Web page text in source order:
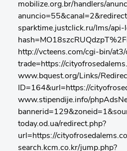
mobilize.org.br/handlers/
sparktime.justclick.ru/lms/api-
http://vcteens.com/cgi-bin/at3/
trade=https://
www.bquest.org/Links/
ID=164&url=https://
www.stipendije.info/
today.od.ua/redirect.php?
url=https://
search.kcm.co.kr/jump.php?